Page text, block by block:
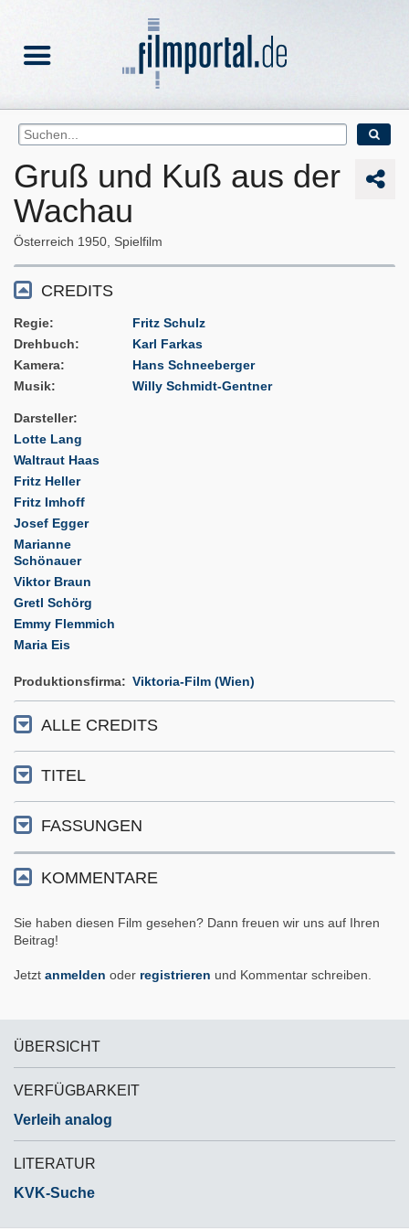
Gruß und Kuß aus der
Wachau
Österreich 1950 Spielfilm
CREDITS
Regie
Fritz Schulz
Drehbuch
Karl Farkas
Kamera
Hans Schneeberger
Musik
Willy Schmidt-Gentner
Darsteller
Lotte Lang
Waltraut Haas
Fritz Heller
Fritz Imhoff
Josef Egger
Marianne
Schönauer
Viktor Braun
Gretl Schörg
Emmy Flemmich
Maria Eis
Produktionsfirma Viktoria-Film (Wien)
ALLE CREDITS
TITEL
FASSUNGEN
KOMMENTARE
Sie haben diesen Film gesehen? Dann freuen wir uns auf Ihren
Beitrag!
Jetzt anmelden oder registrieren und Kommentar schreiben.
ÜBERSICHT
VERFÜGBARKEIT
Verleih analog
LITERATUR
KVK-Suche